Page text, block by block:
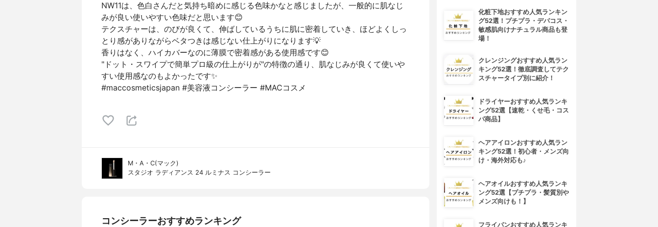
NW11は、色白さんだと気持ち暗めに感じる色味かなと感じましたが、一般的に肌なじ
みが良い使いやすい色味だと思います😊
テクスチャーは、のびが良くて、伸ばしているうちに肌に密着していき、ほどよくしっ
とり感がありながらベタつきは感じない仕上がりになります💡
香りはなく、ハイカバーなのに薄膜で密着感がある使用感です😊
"ドット・スワイプで簡単プロ級の仕上がりが"の特徴の通り、肌なじみが良くて使いや
すい使用感なのもよかったです✨
#maccosmeticsjapan #美容液コンシーラー #MACコスメ
M・A・C(マック)
スタジオ ラディアンス 24 ルミナス コンシーラー
コンシーラーおすすめランキング
化粧下地おすすめ人気ランキン
グ52選！プチプラ・デパコス・
敏感肌向けナチュラル商品も登
場！
クレンジングおすすめ人気ラン
キング52選！徹底調査してテク
スチャータイプ別に紹介！
ドライヤーおすすめ人気ランキ
ング52選【速乾・くせ毛・コス
パ商品】
ヘアアイロンおすすめ人気ラン
キング52選！初心者・メンズ向
け・海外対応も♪
ヘアオイルおすすめ人気ランキ
ング52選【プチプラ・髪質別や
メンズ向けも！】
フライパンおすすめ人気ランキ